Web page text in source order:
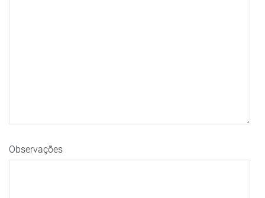
Observações